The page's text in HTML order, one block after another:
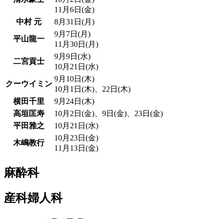
11月6日(金)
中村 元
8月31日(月)
平山龍一
9月7日(月)
11月30日(月)
二宮貢士
9月9日(水)
10月21日(水)
クーウイミン
9月10日(木)
10月1日(木)、22日(木)
横田千里
9月24日(木)
高垣匡寿
10月2日(金)、9日(金)、23日(金)
平田雅之
10月21日(水)
木嶋教行
10月23日(金)
11月13日(金)
麻酔科
産科婦人科